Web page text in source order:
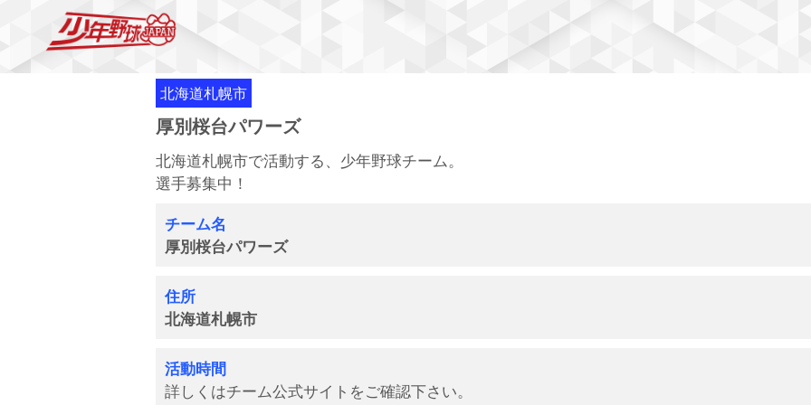
北海道札幌市
厚別桜台パワーズ
北海道札幌市で活動する、少年野球チーム。
選手募集中！
チーム名
厚別桜台パワーズ
住所
北海道札幌市
活動時間
詳しくはチーム公式サイトをご確認下さい。